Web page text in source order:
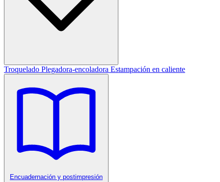
Troquelado Plegadora-encoladora Estampación en caliente
Encuadernación y postimpresión